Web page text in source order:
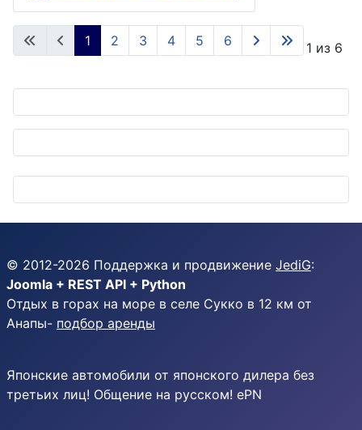
Страница 1 из 6
1 2 3 4 5 6
© 2012-2026 Поддержка и продвижение JediG:
Joomla + REST API + Python
Отдых в горах на море в селе Сукко в 12 км от
Анапы- подбор аренды
Японские автомобили от японского дилера без
третьих лиц! Общение на русском! ePN